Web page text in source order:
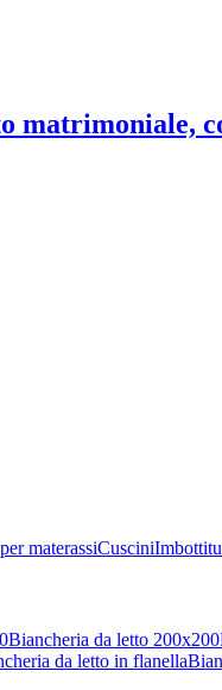
matrimoniale,
materassiCuscini
Biancheria da letto 200x200
da letto in flanella